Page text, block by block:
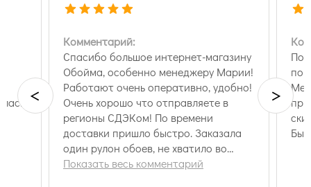
Комментарий:
Спасибо большое интернет-магазину
Обойма, особенно менеджеру Марии!
Работают очень оперативно, удобно!
Очень хорошо что отправляете в
регионы СДЭКом! По времени
доставки пришло быстро. Заказала
один рулон обоев, не хватило во
время…
Показать весь комментарий
< >